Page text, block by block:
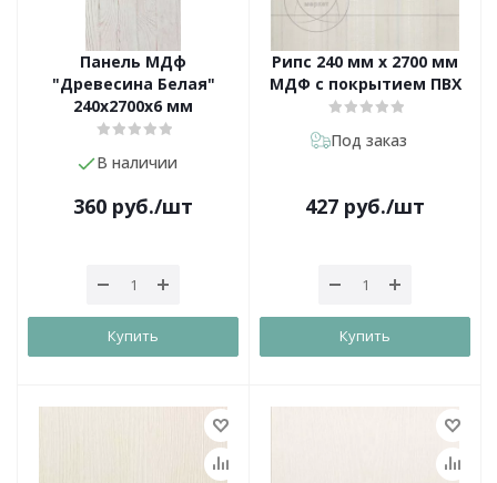
Панель МДф
"Древесина Белая"
240х2700х6 мм
В наличии
360 руб./шт
Купить
Рипс 240 мм х 2700 мм
МДФ с покрытием ПВХ
Под заказ
427 руб./шт
Купить